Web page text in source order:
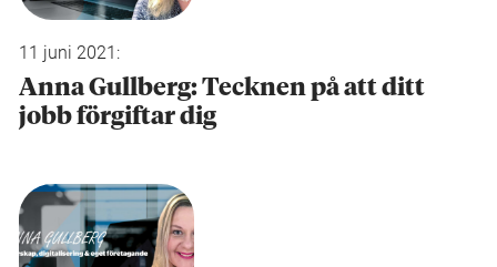
11 juni 2021:
Anna Gullberg: Tecknen på att ditt
jobb förgiftar dig